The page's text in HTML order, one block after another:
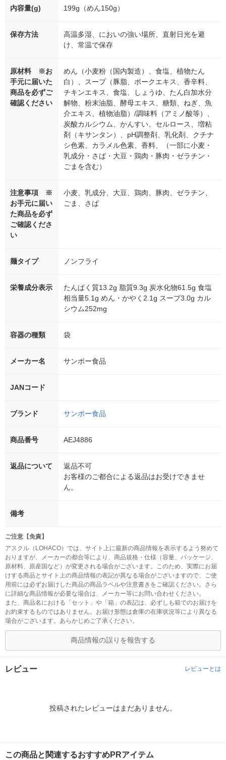
内容量(g) 199g（めん150g）
保存方法
高温多湿、においの強い場所、直射日光を避
け、常温で保存
原材料 ※お
手元に届いた
商品を必ずご
確認ください
めん（小麦粉（国内製造）、食塩、植物たん
白）、スープ（豚脂、ポークエキス、香辛料、
チキンエキス、食塩、しょうゆ、たん白加水分
解物、粉末油脂、酵母エキス、糖類、ねぎ、魚
介エキス、植物油脂）/調味料（アミノ酸等）、
炭酸カルシウム、かんすい、セルロース、増粘
剤（キサンタン）、pH調整剤、乳化剤、クチナ
シ色素、カラメル色素、香料、（一部に小麦・
乳成分・さば・大豆・鶏肉・豚肉・ゼラチン・
ごまを含む）
注意事項 ※
お手元に届い
た商品を必ず
ご確認くださ
い
小麦、乳成分、大豆、鶏肉、豚肉、ゼラチン、
ごま、さば
麺タイプ ノンフライ
栄養成分表示
たんぱく質13.2g 脂質9.3g 炭水化物61.5g 食塩
相当量5.1g めん・かやく2.1g スープ3.0g カル
シウム252mg
容器の種類 袋
メーカー名 サンポー食品
JANコード
ブランド サンポー食品
商品番号 AEJ4886
返品について
返品不可
お客様のご都合による返品はお受けできませ
ん。
備考
ご注意【免責】
アスクル（LOHACO）では、サイト上に最新の商品情報を表示するよう努めて
おりますが、メーカーの都合等により、商品規格・仕様（容量、パッケージ、
原材料、原産国など）が変更される場合がございます。このため、実際にお届
けする商品とサイト上の商品情報の表記が異なる場合がございますので、ご使
用前には必ずお届けした商品の商品ラベルや注意書きをご確認ください。さら
に詳細な商品情報が必要な場合は、メーカー等にお問い合わせください。
また、商品名における「セット」や「箱」の表記は、必ずしも箱でのお届けを
お約束するものではありません。お届け形態は倉庫の在庫状況等により異なる
場合がございます。あらかじめご了承ください。
商品情報の誤りを報告する
レビュー レビューとは
投稿されたレビューはまだありません。
この商品と関連するおすすめPRアイテム